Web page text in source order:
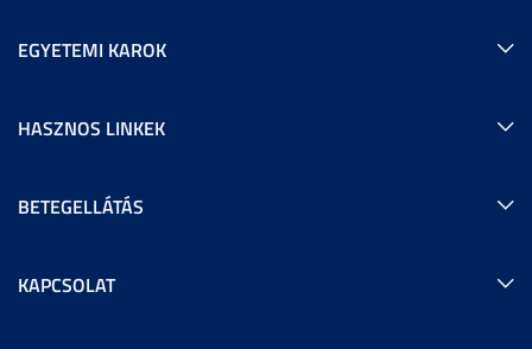
EGYETEMI KAROK
HASZNOS LINKEK
BETEGELLÁTÁS
KAPCSOLAT